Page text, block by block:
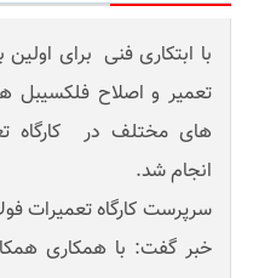
با ابتکاری فنی برای
تعمیر و اصلاح فلکسیبل
های مختلف در کارگاه
انجام شد.
سرپرست کارگاه تعمیرات
خبر گفت: با همکاری